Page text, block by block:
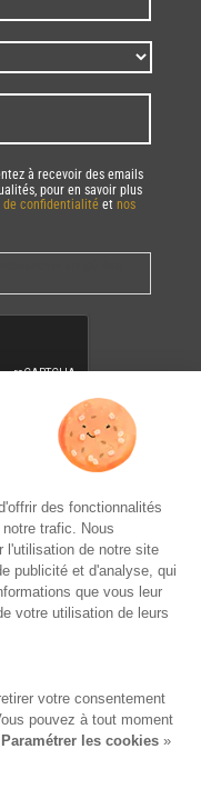
à recevoir des emails
pour en savoir plus
confidentialité et nos